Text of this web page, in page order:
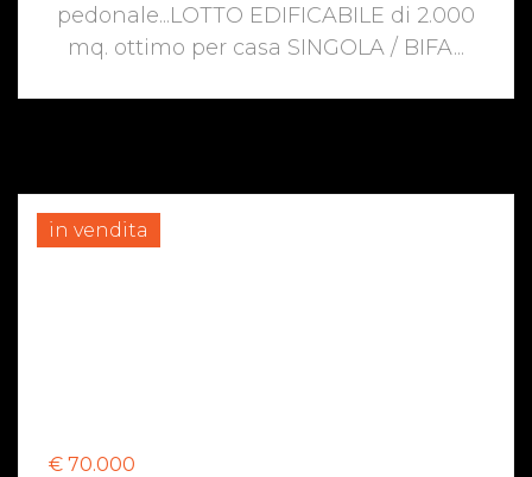
pedonale...LOTTO EDIFICABILE di 2.000
mq. ottimo per casa SINGOLA / BIFA...
in vendita
€ 70.000